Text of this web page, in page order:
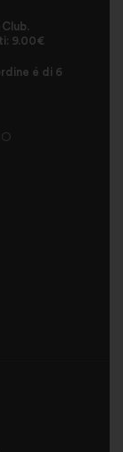
9.00€
é di 6